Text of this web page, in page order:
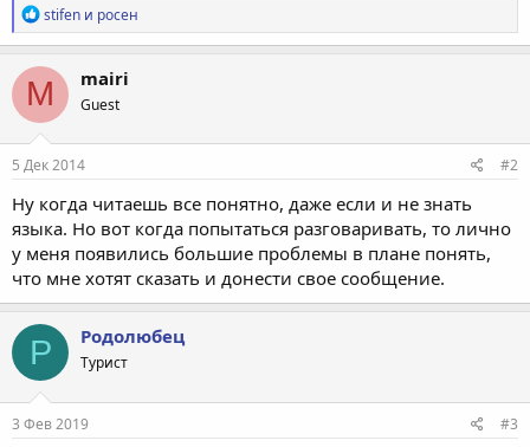
Р
е
а
к
ц
и
и
:
stifen и росен
M mairi
Guest
5 Дек 2014 #2
Ну когда читаешь все понятно, даже если и не знать
языка. Но вот когда попытаться разговаривать, то лично
у меня появились большие проблемы в плане понять,
что мне хотят сказать и донести свое сообщение.
Р Родолюбец
Турист
3 Фев 2019 #3